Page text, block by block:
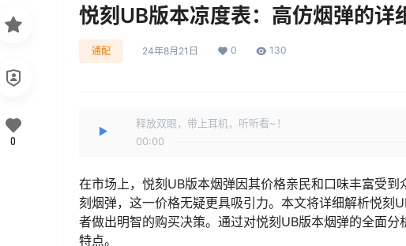
悦刻UB版本凉度表：高仿烟弹的详
通配 24年8月21日 0 130
释放双眼，带上耳机，听听看~！
00:00
在市场上，悦刻UB版本烟弹因其价格亲民和口味丰富受
刻烟弹，这一价格无疑更具吸引力。本文将详细解析悦刻
者做出明智的购买决策。通过对悦刻UB版本烟弹的全面
特点。
0